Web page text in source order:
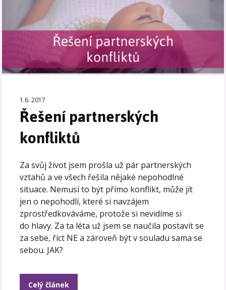
1.6. 2017
Řešení partnerských
konfliktů
Za svůj život jsem prošla už pár partnerských
vztahů a ve všech řešila nějaké nepohodlné
situace. Nemusí to být přímo konflikt, může jít
jen o nepohodlí, které si navzájem
zprostředkováváme, protože si nevidíme si
do hlavy. Za ta léta už jsem se naučila postavit se
za sebe, říct NE a zároveň být v souladu sama se
sebou. JAK?
Celý článek